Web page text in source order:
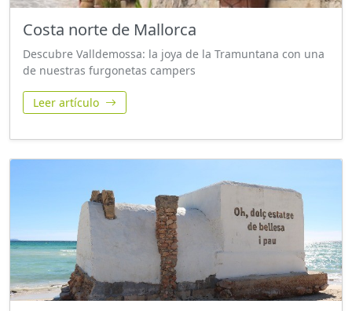
Costa norte de Mallorca
Descubre Valldemossa: la joya de la Tramuntana con una
de nuestras furgonetas campers
Leer artículo